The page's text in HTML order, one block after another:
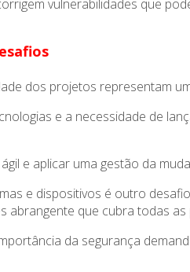
vulnerabilidades que
dos projetos representam
e a necessidade de
e aplicar uma gestão da
e dispositivos é outro
abrangente que cubra todas
da segurança